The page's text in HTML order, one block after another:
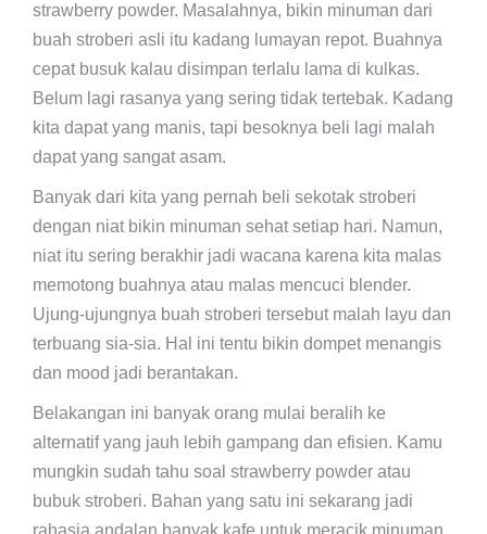
strawberry powder. Masalahnya, bikin minuman dari
buah stroberi asli itu kadang lumayan repot. Buahnya
cepat busuk kalau disimpan terlalu lama di kulkas.
Belum lagi rasanya yang sering tidak tertebak. Kadang
kita dapat yang manis, tapi besoknya beli lagi malah
dapat yang sangat asam.
Banyak dari kita yang pernah beli sekotak stroberi
dengan niat bikin minuman sehat setiap hari. Namun,
niat itu sering berakhir jadi wacana karena kita malas
memotong buahnya atau malas mencuci blender.
Ujung-ujungnya buah stroberi tersebut malah layu dan
terbuang sia-sia. Hal ini tentu bikin dompet menangis
dan mood jadi berantakan.
Belakangan ini banyak orang mulai beralih ke
alternatif yang jauh lebih gampang dan efisien. Kamu
mungkin sudah tahu soal strawberry powder atau
bubuk stroberi. Bahan yang satu ini sekarang jadi
rahasia andalan banyak kafe untuk meracik minuman